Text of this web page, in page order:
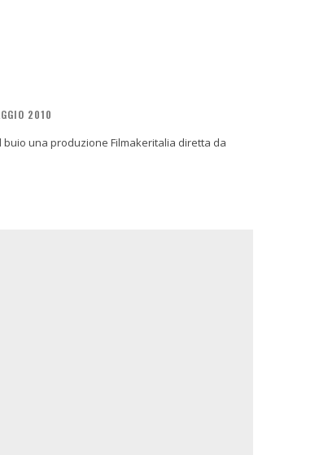
2010
buio una produzione Filmakeritalia diretta da